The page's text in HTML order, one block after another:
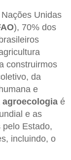
Unidas
), 70% dos
construirmos
da
e
agroecologia é
e as
Estado,
incluindo, o